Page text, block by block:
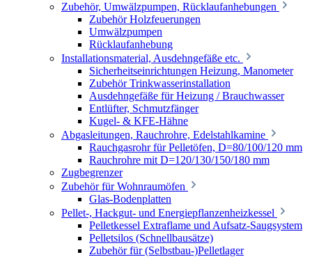
Zubehör, Umwälzpumpen, Rücklaufanhebungen
Zubehör Holzfeuerungen
Umwälzpumpen
Rücklaufanhebung
Installationsmaterial, Ausdehngefäße etc.
Sicherheitseinrichtungen Heizung, Manometer
Zubehör Trinkwasserinstallation
Ausdehngefäße für Heizung / Brauchwasser
Entlüfter, Schmutzfänger
Kugel- & KFE-Hähne
Abgasleitungen, Rauchrohre, Edelstahlkamine
Rauchgasrohr für Pelletöfen, D=80/100/120 mm
Rauchrohre mit D=120/130/150/180 mm
Zugbegrenzer
Zubehör für Wohnraumöfen
Glas-Bodenplatten
Pellet-, Hackgut- und Energiepflanzenheizkessel
Pelletkessel Extraflame und Aufsatz-Saugsystem
Pelletsilos (Schnellbausätze)
Zubehör für (Selbstbau-)Pelletlager